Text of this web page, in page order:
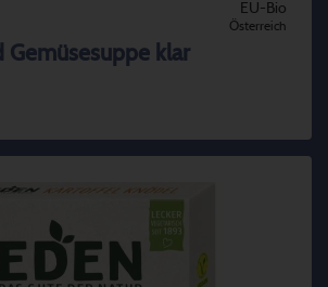
EU-Bio
Österreich
Gemüsesuppe klar